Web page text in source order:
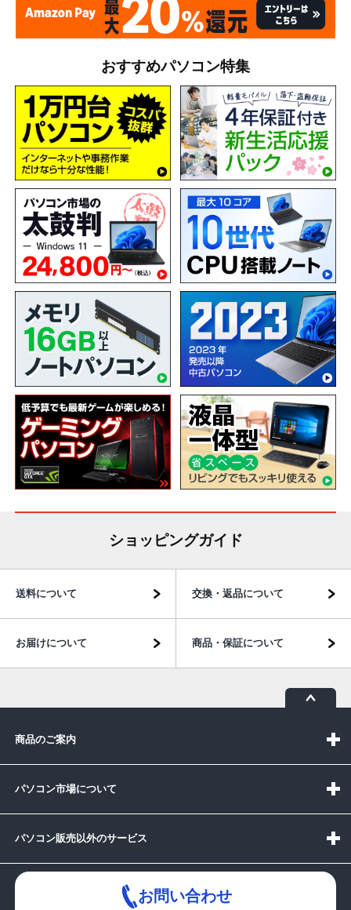
おすすめパソコン特集
ショッピングガイド
送料について 交換・返品について
お届けについて 商品・保証について
商品のご案内
パソコン市場について
パソコン販売以外のサービス
お問い合わせ